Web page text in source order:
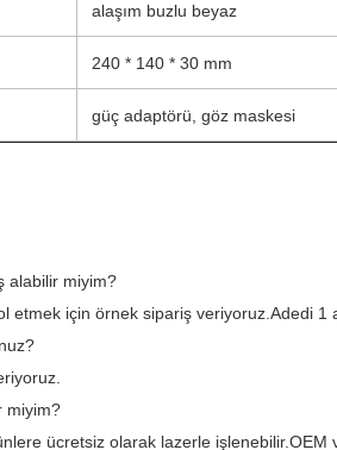
alaşım buzlu beyaz
240 * 140 * 30 mm
güç adaptörü, göz maskesi
alabilir miyim?
etmek için örnek sipariş veriyoruz.Adedi 1
miyim?
ücretsiz olarak lazerle işlenebilir.OEM